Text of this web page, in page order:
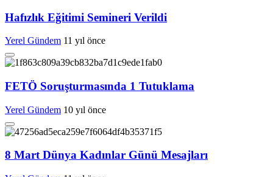
Hafızlık Eğitimi Semineri Verildi
Yerel Gündem 11 yıl önce
FETÖ Soruşturmasında 1 Tutuklama
Yerel Gündem 10 yıl önce
8 Mart Dünya Kadınlar Günü Mesajları